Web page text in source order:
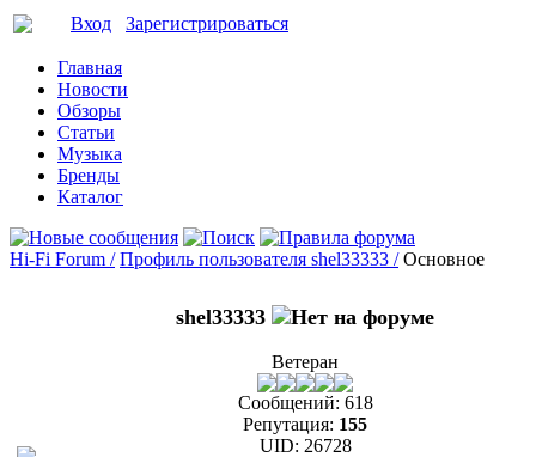
Вход Зарегистрироваться
Главная
Новости
Обзоры
Статьи
Музыка
Бренды
Каталог
Hi-Fi Forum / Профиль пользователя shel33333 / Основное
shel33333
Ветеран
Сообщений: 618
Репутация: 155
UID: 26728